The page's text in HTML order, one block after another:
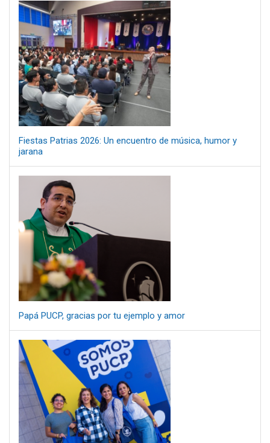
Fiestas Patrias 2026: Un encuentro de música, humor y
jarana
Papá PUCP, gracias por tu ejemplo y amor